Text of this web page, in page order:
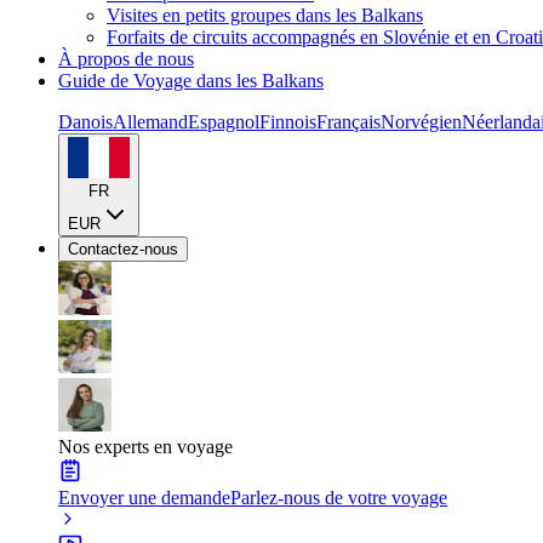
Visites en petits groupes dans les Balkans
Forfaits de circuits accompagnés en Slovénie et en
À propos de nous
Guide de Voyage dans les Balkans
DanoisAllemandEspagnolFinnoisFrançaisNorvégien
FR
EUR
Contactez-nous
Nos experts en voyage
Envoyer une demandeParlez-nous de votre voyage